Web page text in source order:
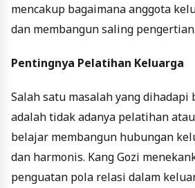
mencakup bagaimana anggota
dan membangun saling pengertian.
Pentingnya Pelatihan Keluarga
Salah satu masalah yang dihadapi
adalah tidak adanya pelatihan
belajar membangun hubungan
dan harmonis. Kang Gozi
penguatan pola relasi dalam